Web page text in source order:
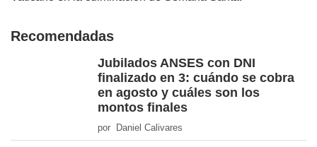
Recomendadas
Jubilados ANSES con DNI
finalizado en 3: cuándo se cobra
en agosto y cuáles son los
montos finales
por Daniel Calivares